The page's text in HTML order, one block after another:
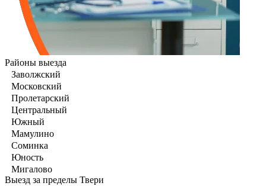
Районы выезда
Заволжский
Московский
Пролетарский
Центральный
Южный
Мамулино
Соминка
Юность
Мигалово
Выезд за пределы Твери